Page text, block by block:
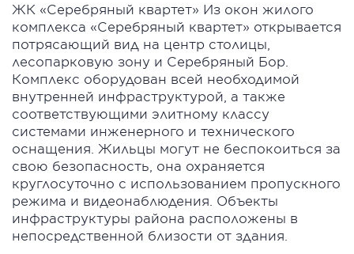
ЖК «Серебряный квартет» Из окон жилого
комплекса «Серебряный квартет» открывается
потрясающий вид на центр столицы,
лесопарковую зону и Серебряный Бор.
Комплекс оборудован всей необходимой
внутренней инфраструктурой, а также
соответствующими элитному классу
системами инженерного и технического
оснащения. Жильцы могут не беспокоиться за
свою безопасность, она охраняется
круглосуточно с использованием пропускного
режима и видеонаблюдения. Объекты
инфраструктуры района расположены в
непосредственной близости от здания.